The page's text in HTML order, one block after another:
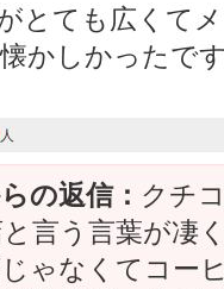
とても広くて
かしかったで
人
の返信： クチ
言う言葉が凄
ゃなくてコー